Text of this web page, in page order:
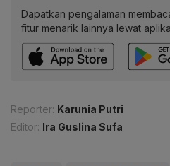
Dapatkan pengalaman
fitur menarik lainnya lewat
Reporter: Karunia Putri
Editor: Ira Guslina Sufa